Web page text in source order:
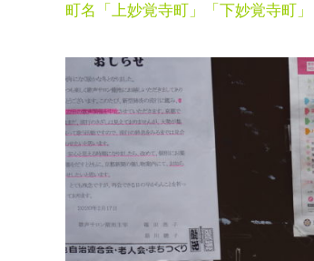
町名「上妙覚寺町」「下妙覚寺町」